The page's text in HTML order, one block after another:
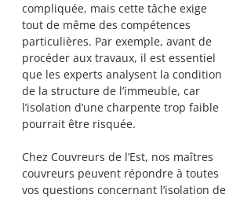
compliquée, mais cette tâche exige
tout de même des compétences
particulières. Par exemple, avant de
procéder aux travaux, il est essentiel
que les experts analysent la condition
de la structure de l’immeuble, car
l’isolation d’une charpente trop faible
pourrait être risquée.
Chez Couvreurs de l’Est, nos maîtres
couvreurs peuvent répondre à toutes
vos questions concernant l’isolation de